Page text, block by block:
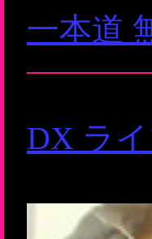
一本道
DX ラ